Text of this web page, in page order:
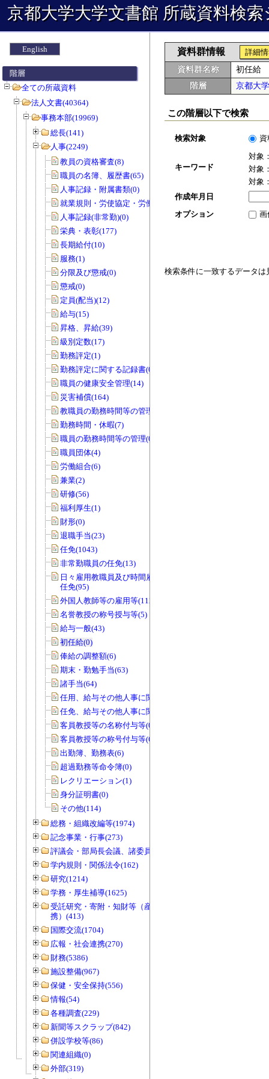
京都大学大学文書館 所蔵資料検
English
階層
全ての所蔵資料
法人文書(40364)
事務本部(19969)
総長(141)
人事(2249)
教員の資格審査(8)
職員の名簿、履歴書(65)
人事記録・附属書類(0)
就業規則・労使協定・労働協約(0)
人事記録(非常勤)(0)
栄典・表彰(177)
長期給付(10)
服務(1)
分限及び懲戒(0)
懲戒(0)
定員(配当)(12)
給与(15)
昇格、昇給(39)
級別定数(17)
勤務評定(1)
勤務評定に関する記録書(0)
職員の健康安全管理(14)
災害補償(164)
教職員の勤務時間等の管理(27)
勤務時間・休暇(7)
職員の勤務時間等の管理(0)
職員団体(4)
労働組合(6)
兼業(2)
研修(56)
福利厚生(1)
財形(0)
退職手当(23)
任免(1043)
非常勤職員の任免(13)
日々雇用教職員及び時間雇用教職員の
任免(95)
外国人教師等の雇用等(112)
名誉教授の称号授与等(5)
給与一般(43)
初任給(0)
俸給の調整額(6)
期末・勤勉手当(63)
諸手当(64)
任用、給与その他人事に関する調査(22)
任免、給与その他人事に関する調査(7)
客員教授等の名称付与等(0)
客員教授等の称号付与等(6)
出勤簿、勤務表(6)
超過勤務等命令簿(0)
レクリエーション(1)
身分証明書(0)
その他(114)
総務・組織改編等(1974)
記念事業・行事(273)
評議会・部局長会議、諸委員会等(1466)
学内規則・関係法令(162)
研究(1214)
学務・厚生補導(1625)
受託研究・寄附・知財等（産官学連
携）(413)
国際交流(1704)
広報・社会連携(270)
財務(5386)
施設整備(967)
保健・安全保持(556)
情報(54)
各種調査(229)
新聞等スクラップ(842)
併設学校等(86)
関連組織(0)
外部(319)
資料群情報
詳細
資料群名称
初任給
階層
京都大
この階層以下で検索
検索対象 資
キーワード
対象
対象
対象
作成年月日
オプション
画
検索条件に一致するデータ